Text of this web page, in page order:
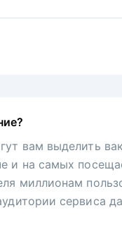
вам выделить
и на самых
миллионам
сервиса